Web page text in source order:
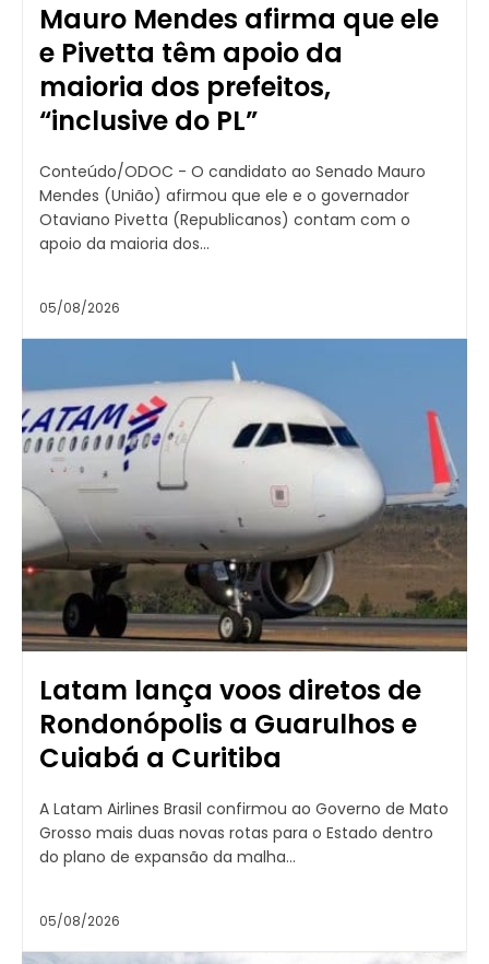
Mauro Mendes afirma que ele
e Pivetta têm apoio da
maioria dos prefeitos,
“inclusive do PL”
Conteúdo/ODOC - O candidato ao Senado Mauro
Mendes (União) afirmou que ele e o governador
Otaviano Pivetta (Republicanos) contam com o
apoio da maioria dos...
05/08/2026
Latam lança voos diretos de
Rondonópolis a Guarulhos e
Cuiabá a Curitiba
A Latam Airlines Brasil confirmou ao Governo de Mato
Grosso mais duas novas rotas para o Estado dentro
do plano de expansão da malha...
05/08/2026